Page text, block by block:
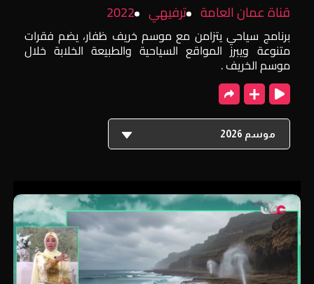
قناة عمان العامة
ترفيهي 2022
برنامج سياحي يتزامن مع موسم خريف ظفار، يضم فقرات
متنوعة ويبرز المواقع السياحية والطبيعة الخلابة خلال
موسم الخريف .
موسم 2026